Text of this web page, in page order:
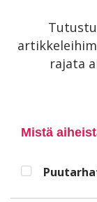
rajata
Mistä